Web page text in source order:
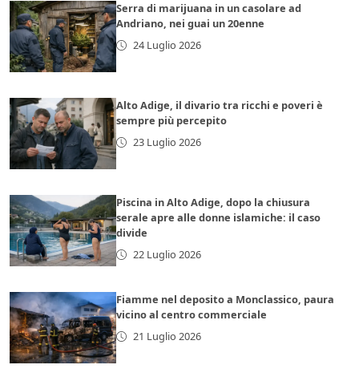
Serra di marijuana in un casolare ad
Andriano, nei guai un 20enne
24 Luglio 2026
Alto Adige, il divario tra ricchi e poveri è
sempre più percepito
23 Luglio 2026
Piscina in Alto Adige, dopo la chiusura
serale apre alle donne islamiche: il caso
divide
22 Luglio 2026
Fiamme nel deposito a Monclassico, paura
vicino al centro commerciale
21 Luglio 2026